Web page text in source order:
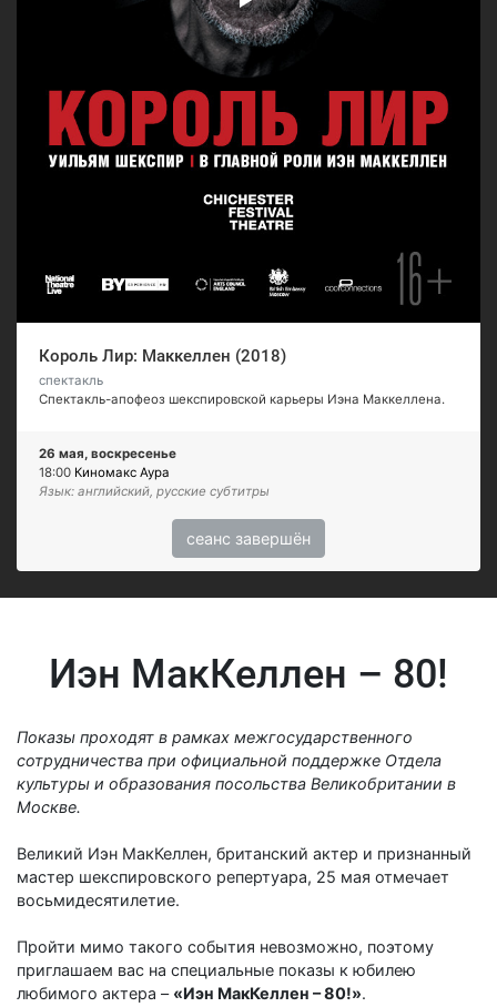
Король Лир: Маккеллен (2018)
спектакль
Спектакль-апофеоз шекспировской карьеры Иэна Маккеллена.
26 мая, воскресенье
18:00 Киномакс Аура
Язык: английский, русские субтитры
сеанс завершён
Иэн МакКеллен – 80!
Показы проходят в рамках межгосударственного
сотрудничества при официальной поддержке Отдела
культуры и образования посольства Великобритании в
Москве.
Великий Иэн МакКеллен, британский актер и признанный
мастер шекспировского репертуара, 25 мая отмечает
восьмидесятилетие.
Пройти мимо такого события невозможно, поэтому
приглашаем вас на специальные показы к юбилею
любимого актера – «Иэн МакКеллен – 80!».